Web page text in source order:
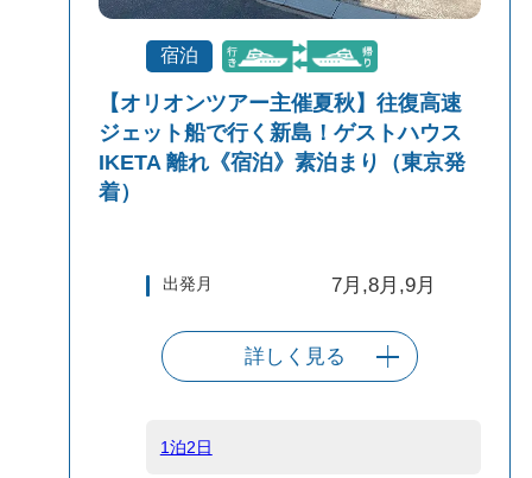
宿泊
【オリオンツアー主催夏秋】往復高速
ジェット船で行く新島！ゲストハウス
IKETA 離れ《宿泊》素泊まり（東京発
着）
出発月 7月,8月,9月
出発港
東京（竹芝客船
詳しく見る
1泊2日